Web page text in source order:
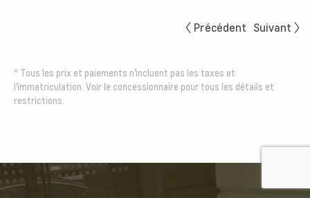
Précédent Suivant
* Tous les prix et paiements n'incluent pas les taxes et
l'immatriculation. Voir le concessionnaire pour tous les détails et
restrictions.